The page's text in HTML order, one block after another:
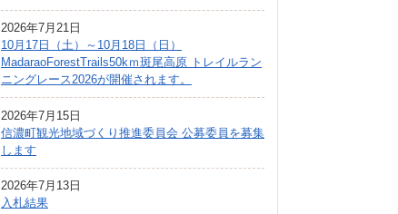
2026年7月21日
10月17日（土）～10月18日（日）
MadaraoForestTrails50kｍ斑尾高原 トレイルラン
ニングレース2026が開催されます。
2026年7月15日
信濃町観光地域づくり推進委員会 公募委員を募集
します
2026年7月13日
入札結果